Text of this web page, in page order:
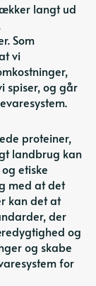
langt ud
Som
vi
spiser, og går
proteiner,
landbrug kan
etiske
med at det
kan det at
der
og
og skabe
for